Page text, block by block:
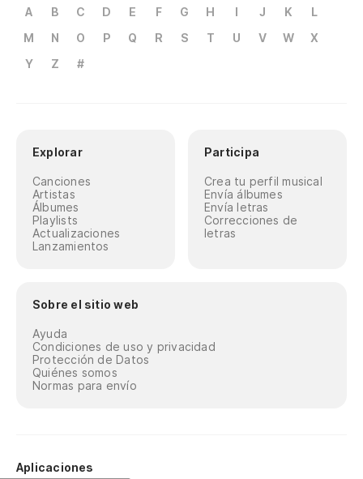
A B C D E F G H I J K
L
M
N O P Q R S T U V W
X
Y
Z #
Explorar
Canciones
Artistas
Álbumes
Playlists
Actualizaciones
Lanzamientos
Participa
Crea tu perfil musical
Envía álbumes
Envía letras
Correcciones de
letras
Sobre el sitio web
Ayuda
Condiciones de uso y privacidad
Protección de Datos
Quiénes somos
Normas para envío
Aplicaciones